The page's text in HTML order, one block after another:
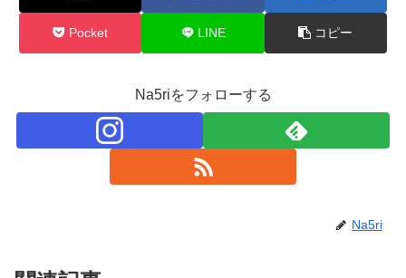
Pocket LINE コピー
Na5riをフォローする
Na5ri